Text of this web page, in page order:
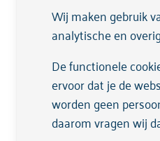
Wij maken gebruik
analytische en
De functionele
ervoor dat je de
worden geen
daarom vragen wij